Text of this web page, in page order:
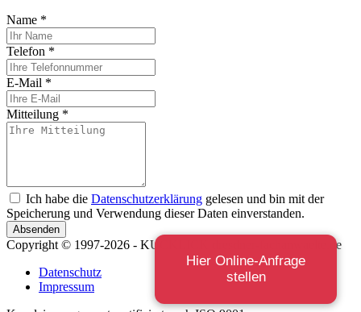
Name *
Telefon *
E-Mail *
Mitteilung *
Ich habe die Datenschutzerklärung gelesen und bin mit der
Speicherung und Verwendung dieser Daten einverstanden.
Absenden
Copyright © 1997-2026 - KUCKLICK dresdner-fachanwaelte.de
Datenschutz
Impressum
Hier Online-Anfrage
stellen